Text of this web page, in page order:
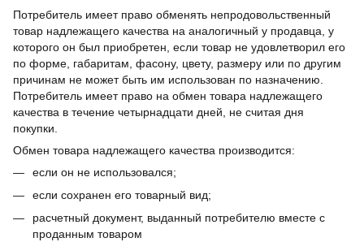
Потребитель имеет право обменять непродовольственный
товар надлежащего качества на аналогичный у продавца, у
которого он был приобретен, если товар не удовлетворил его
по форме, габаритам, фасону, цвету, размеру или по другим
причинам не может быть им использован по назначению.
Потребитель имеет право на обмен товара надлежащего
качества в течение четырнадцати дней, не считая дня
покупки.
Обмен товара надлежащего качества производится:
если он не использовался;
если сохранен его товарный вид;
расчетный документ, выданный потребителю вместе с
проданным товаром